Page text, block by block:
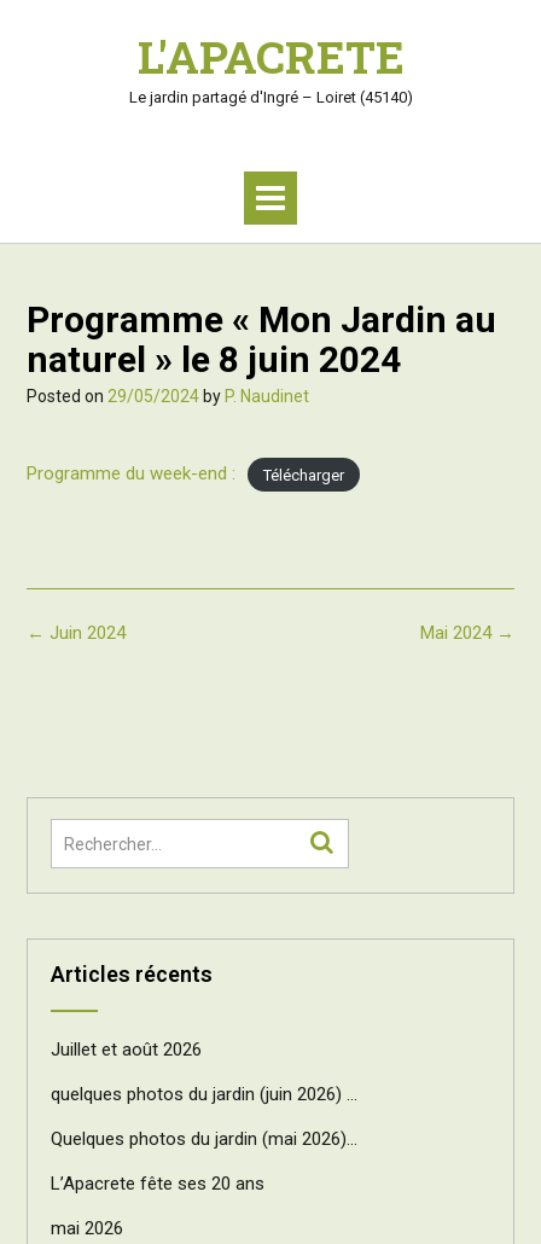
L'APACRETE
Le jardin partagé d'Ingré – Loiret (45140)
Programme « Mon Jardin au
naturel » le 8 juin 2024
Posted on 29/05/2024 by P. Naudinet
Programme du week-end : Télécharger
Post
Mai 2024 →
← Juin 2024
Articles récents
Juillet et août 2026
quelques photos du jardin (juin 2026) …
Quelques photos du jardin (mai 2026)…
L’Apacrete fête ses 20 ans
mai 2026